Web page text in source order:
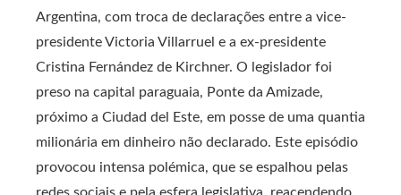
Argentina, com troca de declarações entre a vice-
presidente Victoria Villarruel e a ex-presidente
Cristina Fernández de Kirchner. O legislador foi
preso na capital paraguaia, Ponte da Amizade,
próximo a Ciudad del Este, em posse de uma quantia
milionária em dinheiro não declarado. Este episódio
provocou intensa polémica, que se espalhou pelas